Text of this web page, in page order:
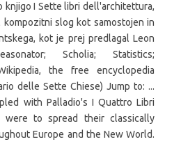
knjigo I Sette libri dell'architettura,
slog kot samostojen in
kot je prej predlagal Leon
Scholia; Statistics;
the free encyclopedia
delle Sette Chiese) Jump to: ...
with Palladio's I Quattro Libri
were to spread their classically
Europe and the New World.